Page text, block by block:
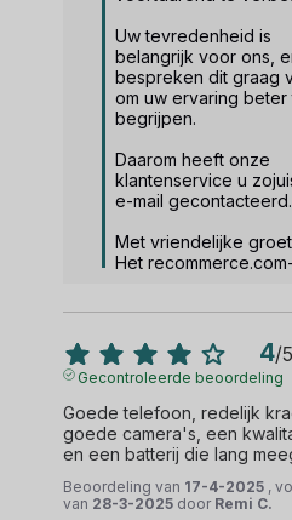
Uw tevredenheid is
belangrijk voor ons,
bespreken dit graag
om uw ervaring beter
begrijpen.
Daarom heeft onze
klantenservice u
e-mail gecontacteerd.
Met vriendelijke
Het
4/5
Gecontroleerde beoordeling
Goede telefoon, redelijk
goede camera's, een
en een batterij die lang
Beoordeling van 17-4-2025 ,
van 28-3-2025 door Remi C.